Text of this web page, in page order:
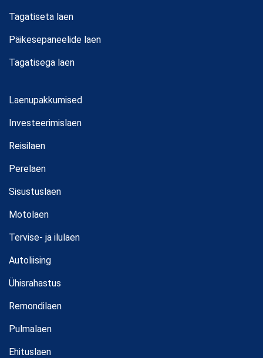
Tagatiseta laen
Päikesepaneelide laen
Tagatisega laen
Laenupakkumised
Investeerimislaen
Reisilaen
Perelaen
Sisustuslaen
Motolaen
Tervise- ja ilulaen
Autoliising
Ühisrahastus
Remondilaen
Pulmalaen
Ehituslaen